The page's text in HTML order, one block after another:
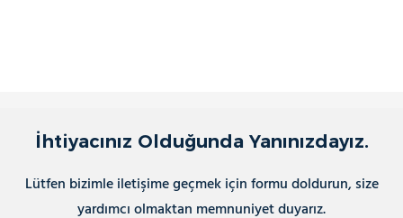
İhtiyacınız Olduğunda Yanınızdayız.
Lütfen bizimle iletişime geçmek için formu doldurun, size
yardımcı olmaktan memnuniyet duyarız.